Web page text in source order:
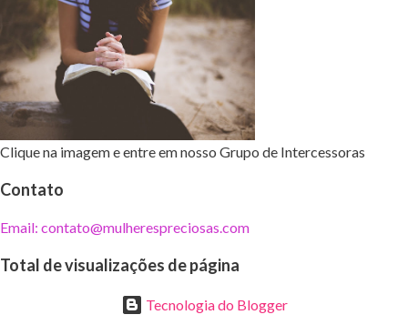
Clique na imagem e entre em nosso Grupo de Intercessoras
Contato
Email: contato@mulherespreciosas.com
Total de visualizações de página
Tecnologia do Blogger